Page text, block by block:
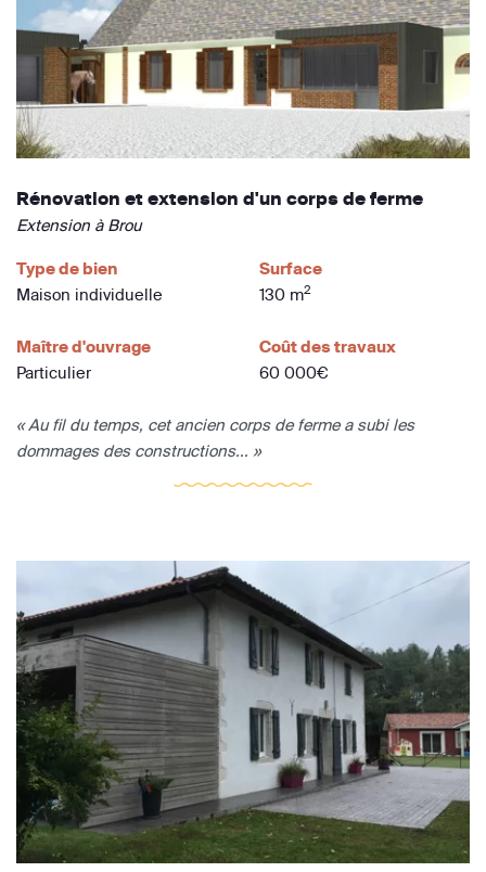
Rénovation et extension d'un corps de ferme
Extension à Brou
Type de bien
Maison individuelle
Surface
130 m2
Maître d'ouvrage
Particulier
Coût des travaux
60 000€
« Au fil du temps, cet ancien corps de ferme a subi les
dommages des constructions... »